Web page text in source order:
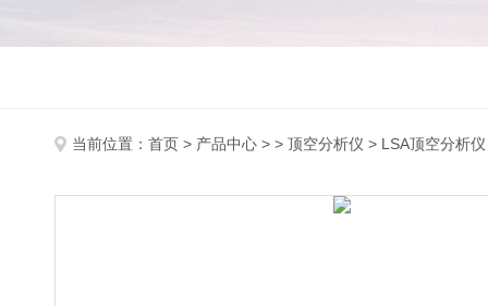
当前位置： 首页 > 产品中心 > > 顶空分析仪 > LSA顶空分析